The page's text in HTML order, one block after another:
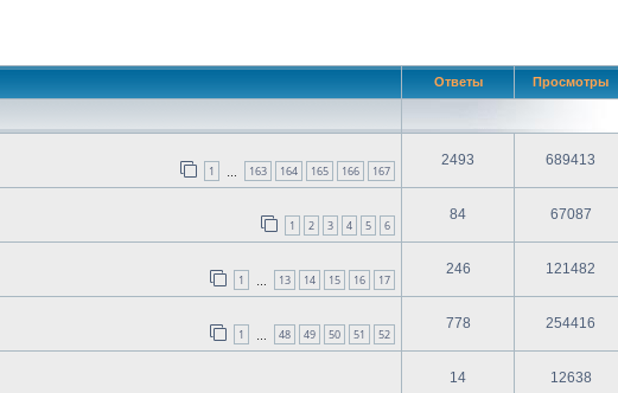
Ответы Просмотры
1 163 164 165 166 167
2493 689413
1 2 3 4 5 6
84 67087
1 13 14 15 16 17
246 121482
1 48 49 50 51 52
778 254416
14 12638